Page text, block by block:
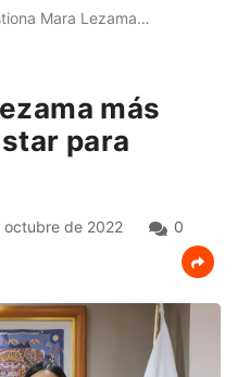
Mara Lezama…
más
para
octubre de 2022
0